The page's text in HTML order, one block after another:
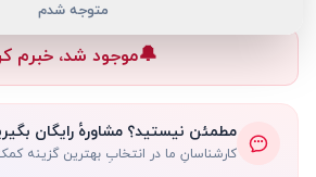
🔔موجود شد، خبرم
مطمئن نیستید؟ مشاورهٔ رایگان
کارشناسانِ ما در انتخابِ بهترین گزینه
متوجه شدم